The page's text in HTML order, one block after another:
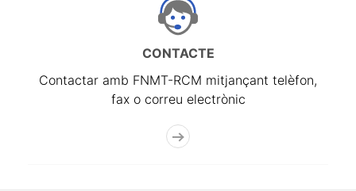
CONTACTE
Contactar amb FNMT-RCM mitjançant telèfon,
fax o correu electrònic